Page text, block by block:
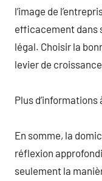
l’image de
efficacement dans
légal. Choisir la
levier de
Plus d’informations
En somme, la
réflexion
seulement la